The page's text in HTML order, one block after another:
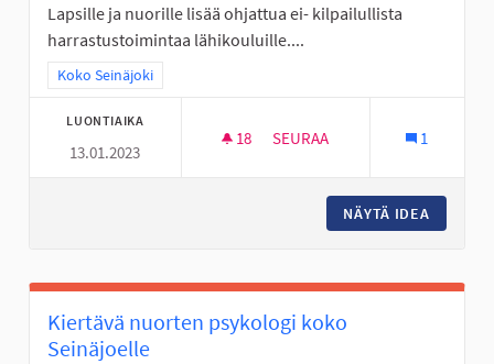
Lapsille ja nuorille lisää ohjattua ei- kilpailullista
harrastustoimintaa lähikouluille....
Rajaa tulokset teeman mukaan: Koko Seinäjoki
Koko Seinäjoki
LUONTIAIKA
13.01.2023
18 18 SEURAAJAA
SEURAA 1
NÄYTÄ IDEA
Kiertävä nuorten psykologi koko
Seinäjoelle